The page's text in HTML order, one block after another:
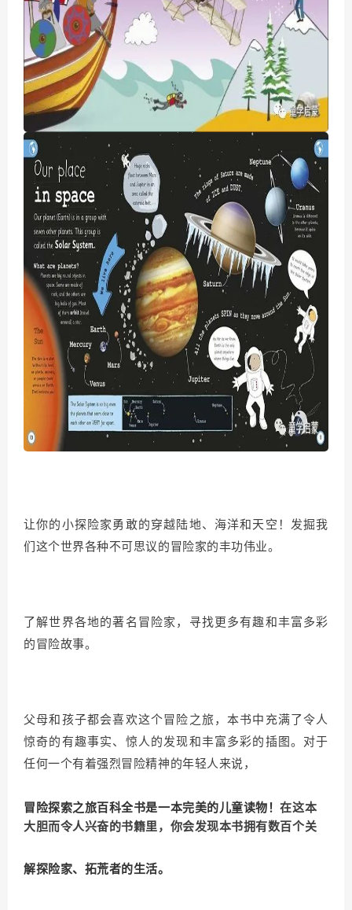
让你的小探险家勇敢的穿越陆地、海洋和天空！发掘我
们这个世界各种不可思议的冒险家的丰功伟业。
了解世界各地的著名冒险家，寻找更多有趣和丰富多彩
的冒险故事。
父母和孩子都会喜欢这个冒险之旅，本书中充满了令人
惊奇的有趣事实、惊人的发现和丰富多彩的插图。对于
任何一个有着强烈冒险精神的年轻人来说，
冒险探索之旅百科全书是一本完美的儿童读物！在这本
大胆而令人兴奋的书籍里，你会发现本书拥有数百个关
解探险家、拓荒者的生活。